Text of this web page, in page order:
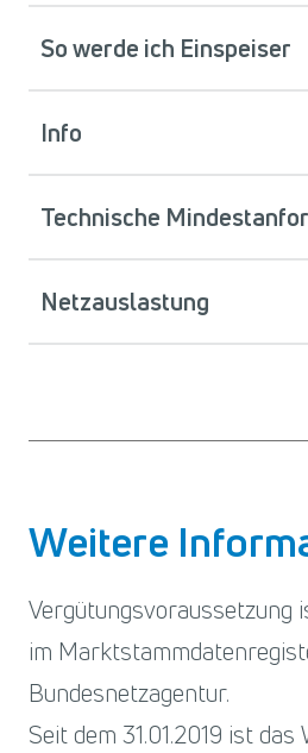
So werde ich Einspeiser
Info
Technische
Netzauslastung
Weitere
Vergütungsvoraussetzung
im
Bundesnetzagentur.
Seit dem 31.01.2019 ist